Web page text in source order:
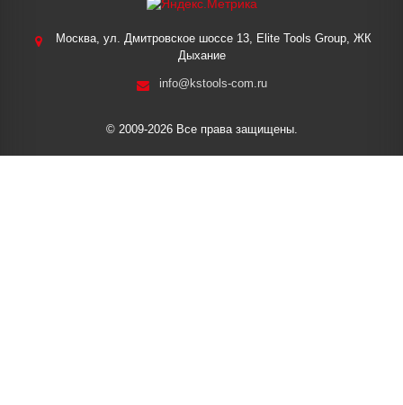
Москва, ул. Дмитровское шоссе 13, Elite Tools Group, ЖК
Дыхание
info@kstools-com.ru
© 2009-2026 Все права защищены.